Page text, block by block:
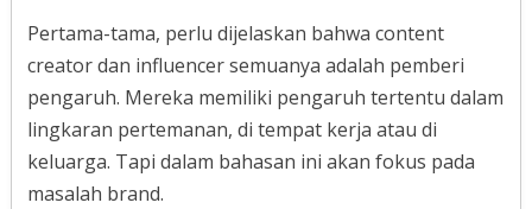
Pertama-tama, perlu dijelaskan bahwa content
creator dan influencer semuanya adalah pemberi
pengaruh. Mereka memiliki pengaruh tertentu dalam
lingkaran pertemanan, di tempat kerja atau di
keluarga. Tapi dalam bahasan ini akan fokus pada
masalah brand.